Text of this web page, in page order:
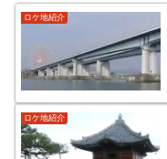
ロケ地紹介
ロケ地紹介